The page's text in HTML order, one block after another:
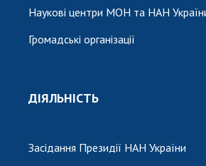
Наукові центри МОН та НАН
Громадські організації
ДІЯЛЬНІСТЬ
Засідання Президії НАН України